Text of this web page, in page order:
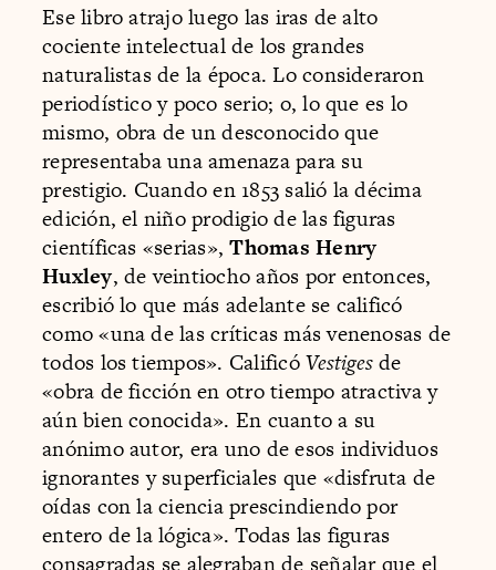
Ese libro atrajo luego las iras de alto
cociente intelectual de los grandes
naturalistas de la época. Lo consideraron
periodístico y poco serio; o, lo que es lo
mismo, obra de un desconocido que
representaba una amenaza para su
prestigio. Cuando en 1853 salió la décima
edición, el niño prodigio de las figuras
científicas «serias»,Thomas Henry
Huxley, de veintiocho años por entonces,
escribió lo que más adelante se calificó
como «una de las críticas más venenosas de
todos los tiempos». CalificóVestigesde
«obra de ficción en otro tiempo atractiva y
aún bien conocida». En cuanto a su
anónimo autor, era uno de esos individuos
ignorantes y superficiales que «disfruta de
oídas con la ciencia prescindiendo por
entero de la lógica». Todas las figuras
consagradas se alegraban de señalar que el